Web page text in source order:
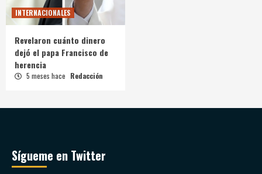
INTERNACIONALES
Revelaron cuánto dinero
dejó el papa Francisco de
herencia
5 meses hace Redacción
Sígueme en Twitter